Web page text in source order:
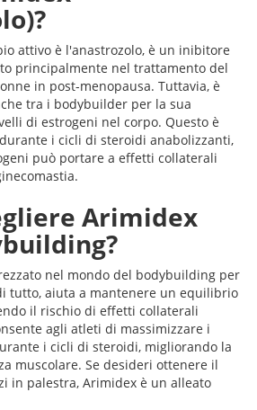
attivo è l'anastrozolo, è un inibitore
principalmente nel trattamento del
in post-menopausa. Tuttavia, è
tra i bodybuilder per la sua
di estrogeni nel corpo. Questo è
i cicli di steroidi anabolizzanti,
può portare a effetti collaterali
Arimidex
nel mondo del bodybuilding per
tutto, aiuta a mantenere un equilibrio
il rischio di effetti collaterali
agli atleti di massimizzare i
i cicli di steroidi, migliorando la
muscolare. Se desideri ottenere il
in palestra, Arimidex è un alleato